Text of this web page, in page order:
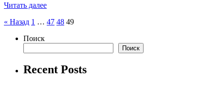
Читать далее
Пагинация
записей
« Назад 1 … 47 48 49
Поиск
Поиск
Recent Posts